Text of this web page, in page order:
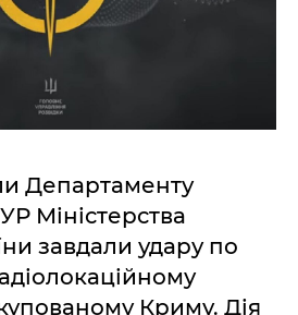
Департаменту
Міністерства
завдали удару по
Криму. Дія